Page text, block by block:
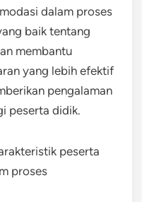
dalam proses
baik tentang
membantu
yang lebih efektif
pengalaman
peserta didik.
peserta
proses